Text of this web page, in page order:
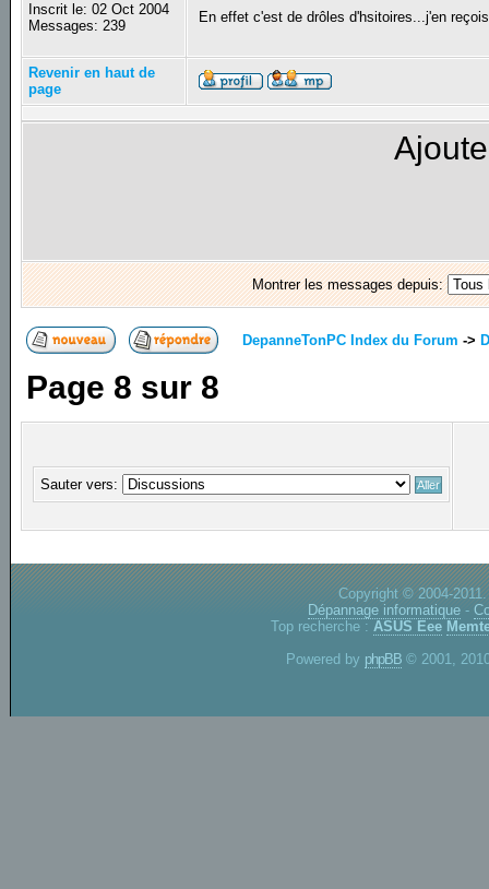
Inscrit le: 02 Oct 2004
Messages: 239
En effet c'est de drôles d'hsitoires...j'en
Revenir en haut de
page
Montrer les messages depuis:
DepanneTonPC Index du Forum ->
Page 8 sur 8
Sauter vers:
Copyright © 2004-
Dépannage informatique -
Top recherche : ASUS Eee
Powered by phpBB © 2001,